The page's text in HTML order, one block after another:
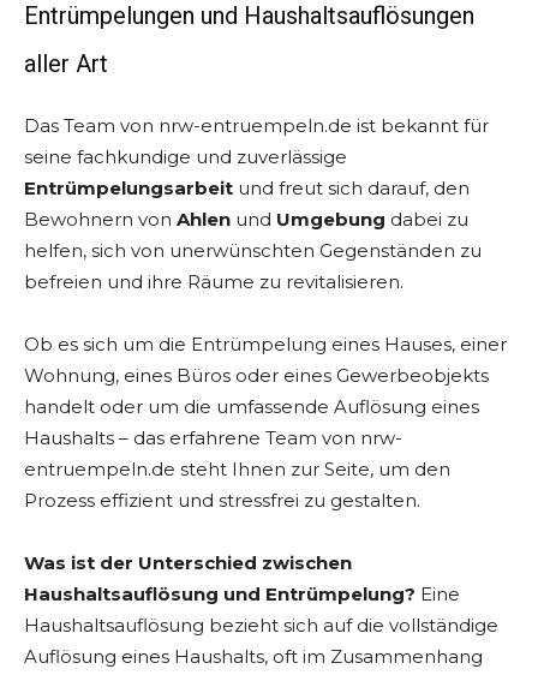
Entrümpelungen und Haushaltsauflösungen
aller Art
Das Team von nrw-entruempeln.de ist bekannt für
seine fachkundige und zuverlässige
Entrümpelungsarbeit und freut sich darauf, den
Bewohnern von Ahlen und Umgebung dabei zu
helfen, sich von unerwünschten Gegenständen zu
befreien und ihre Räume zu revitalisieren.
Ob es sich um die Entrümpelung eines Hauses, einer
Wohnung, eines Büros oder eines Gewerbeobjekts
handelt oder um die umfassende Auflösung eines
Haushalts – das erfahrene Team von nrw-
entruempeln.de steht Ihnen zur Seite, um den
Prozess effizient und stressfrei zu gestalten.
Was ist der Unterschied zwischen
Haushaltsauflösung und Entrümpelung? Eine
Haushaltsauflösung bezieht sich auf die vollständige
Auflösung eines Haushalts, oft im Zusammenhang